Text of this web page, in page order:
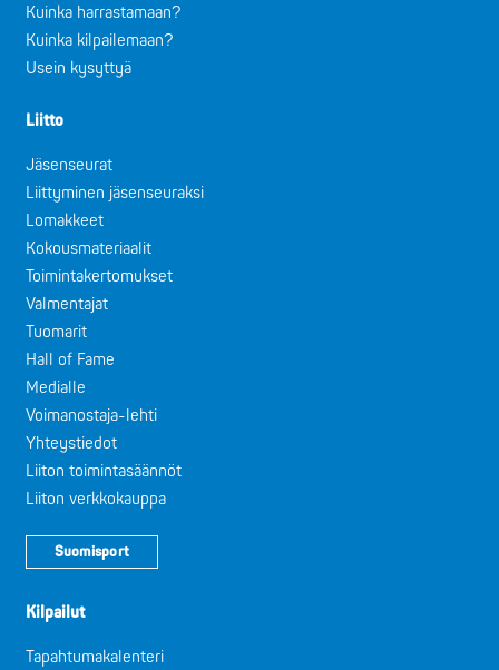
Kuinka harrastamaan?
Kuinka kilpailemaan?
Usein kysyttyä
Liitto
Jäsenseurat
Liittyminen jäsenseuraksi
Lomakkeet
Kokousmateriaalit
Toimintakertomukset
Valmentajat
Tuomarit
Hall of Fame
Medialle
Voimanostaja-lehti
Yhteystiedot
Liiton toimintasäännöt
Liiton verkkokauppa
Suomisport
Kilpailut
Tapahtumakalenteri